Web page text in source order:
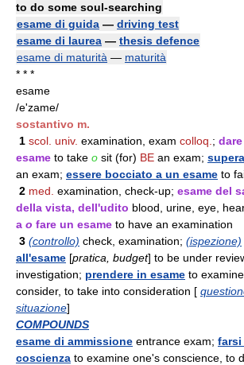
to do some soul-searching
esame di guida — driving test
esame di laurea — thesis defence
esame di maturità — maturità
* * *
esame
/e'zame/
sostantivo m.
1 scol. univ. examination, exam colloq. ; dare
esame to take o sit (for) BE an exam;
an exam; essere bocciato a un esame to
2 med. examination, check-up; esame del
della vista, dell'udito blood, urine, eye,
a o fare un esame to have an examination
3 (controllo) check, examination; (ispezione)
all'esame [pratica, budget] to be under
investigation; prendere in esame to
consider, to take into consideration [
situazione]
COMPOUNDS
esame di ammissione entrance exam; farsi
coscienza to examine one's conscience, to